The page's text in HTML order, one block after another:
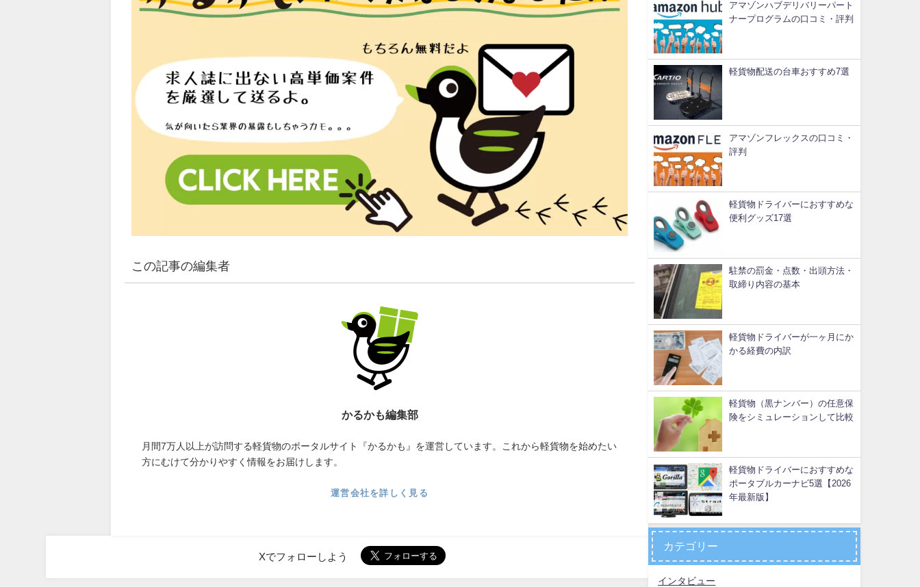
この記事の編集者
かるかも編集部
月間7万人以上が訪問する軽貨物のポータルサイト『かるかも』を運営しています。これから軽貨物を始めたい
方にむけて分かりやすく情報をお届けします。
運営会社を詳しく見る
Xでフォローしよう
アマゾンハブデリバリーパート
ナープログラムの口コミ・評判
軽貨物配送の台車おすすめ7選
アマゾンフレックスの口コミ・
評判
軽貨物ドライバーにおすすめな
便利グッズ17選
駐禁の罰金・点数・出頭方法・
取締り内容の基本
軽貨物ドライバーが一ヶ月にか
かる経費の内訳
軽貨物（黒ナンバー）の任意保
険をシミュレーションして比較
軽貨物ドライバーにおすすめな
ポータブルカーナビ5選【2026
年最新版】
カテゴリー
インタビュー